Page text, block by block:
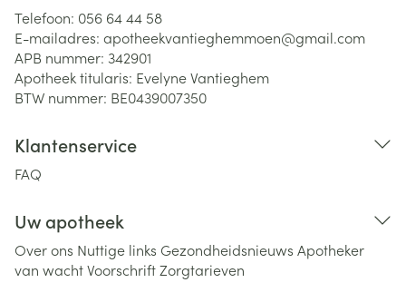
Telefoon: 056 64 44 58
E-mailadres: apotheekvantieghemmoen@gmail.com
APB nummer: 342901
Apotheek titularis: Evelyne Vantieghem
BTW nummer: BE0439007350
Klantenservice
FAQ
Uw apotheek
Over ons Nuttige links Gezondheidsnieuws Apotheker
van wachtVoorschriftZorgtarieven